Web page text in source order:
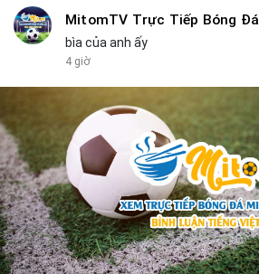
MitomTV Trực Tiếp Bóng Đá
bìa của anh ấy
4 giờ